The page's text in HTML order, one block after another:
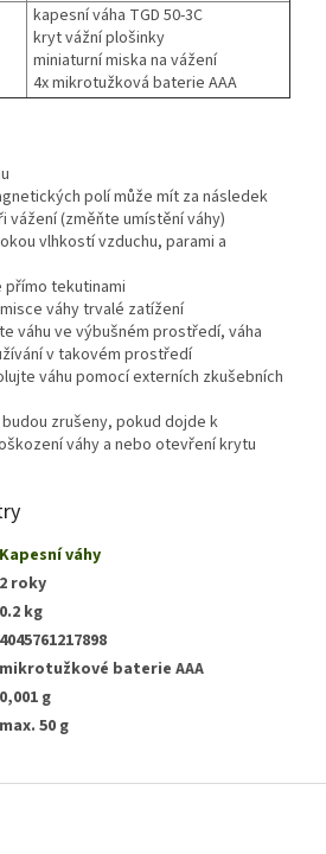
kapesní váha TGD 50-3C
kryt vážní plošinky
miniaturní miska na vážení
4x mikrotužková baterie AAA
polí může mít za následek
vážení (změňte umístění váhy)
vlhkostí vzduchu, parami a
přímo tekutinami
váhy trvalé zatížení
váhu ve výbušném prostředí, váha
v takovém prostředí
váhu pomocí externích zkušebních
zrušeny, pokud dojde k
váhy a nebo otevření krytu
Kapesní váhy
2 roky
0.2 kg
4045761217898
mikrotužkové baterie AAA
0,001 g
max. 50 g